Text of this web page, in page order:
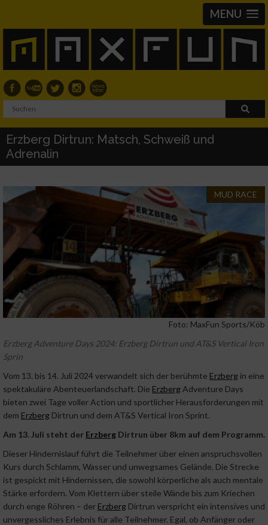
MENU
Erzberg Dirtrun: Matsch, Schweiß und
Adrenalin
MUD RACE
Foto: MaxFun Sports/Köb
Erzberg Adventure Days 2024: Erzberg Dirtrun und AT&S Vertical Iron
Sprin
Vom 13. bis 14. Juli 2024 verwandelt sich der berühmte Erzberg in eine
spektakuläre Abenteuerlandschaft. Die Erzberg Adventure Days
bieten zwei Tage voller Action und sportlicher Herausforderungen mit
dem Erzberg Dirtrun und dem AT&S Vertical Iron Sprint.
Am 13. Juli steht der Erzberg Dirtrun über 8km auf dem Programm.
Dieser Hindernislauf führt die Teilnehmer über einen anspruchsvollen
Kurs durch Schlamm, Wasser und unwegsames Gelände. Die Strecke
ist gespickt mit Hindernissen, die sowohl körperliche als auch mentale
Stärke erfordern. Vom Klettern über steile Wände bis zum Kriechen
durch enge Röhren – der Erzberg Dirtrun verspricht ein intensives und
unvergessliches Erlebnis für alle Teilnehmer. Egal, ob Anfänger oder